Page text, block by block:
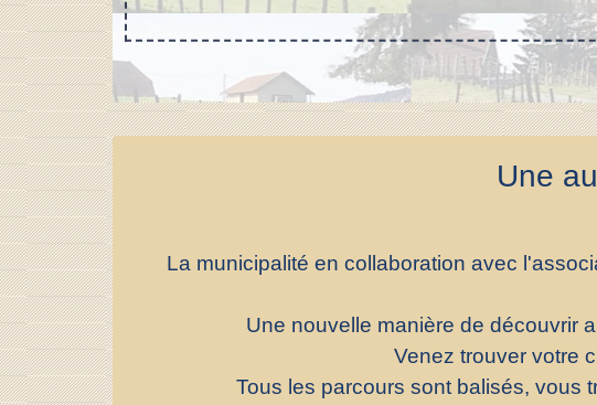
Une
La municipalité en collaboration avec
Une nouvelle manière de découvrir
Venez trouver votre
Tous les parcours sont balisés, vous